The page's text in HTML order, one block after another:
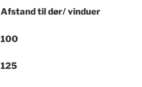
Afstand til dør/ vinduer
100
125